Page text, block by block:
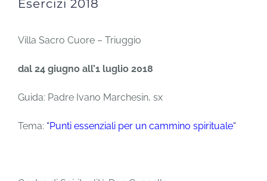
Esercizi 2018
Villa Sacro Cuore – Triuggio
dal 24 giugno all’1 luglio 2018
Guida: Padre Ivano Marchesin, sx
Tema: “Punti essenziali per un cammino spirituale“